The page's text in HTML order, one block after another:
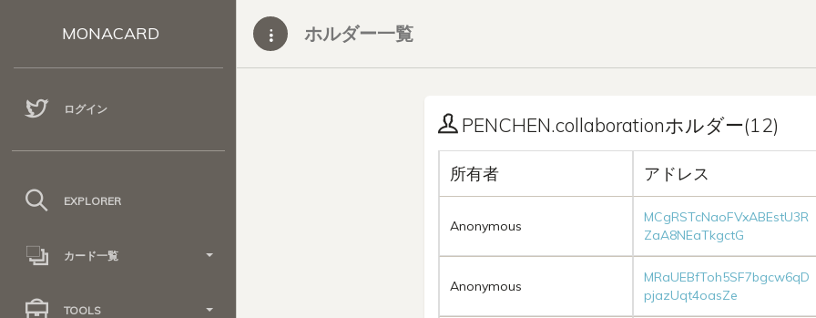
MONACARD
ログイン
EXPLORER
カード一覧
TOOLS
ホルダー一覧
PENCHEN.collaborationホルダー(12)
所有者 アドレス
Anonymous
MCgRSTcNaoFVxABEstU3R
ZaA8NEaTkgctG
Anonymous
MRaUEBfToh5SF7bgcw6qD
pjazUqt4oasZe